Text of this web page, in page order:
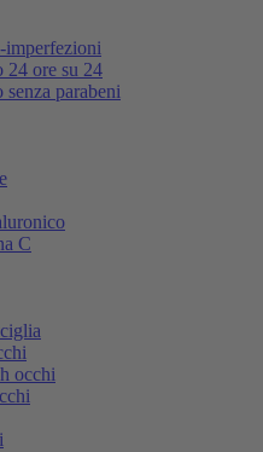
imperfezioni
24 ore su 24
parabeni
C
occhi